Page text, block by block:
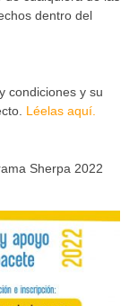
dentro del
condiciones y su
Léelas aquí.
Sherpa 2022